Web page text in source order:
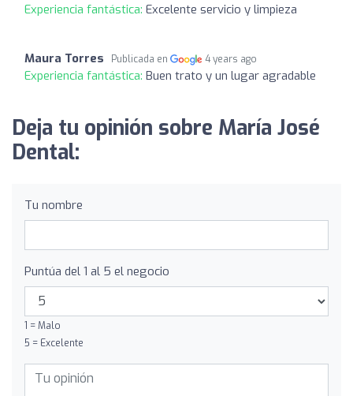
Experiencia fantástica: Excelente servicio y limpieza
Maura Torres Publicada en 4 years ago
Experiencia fantástica: Buen trato y un lugar agradable
Deja tu opinión sobre María José
Dental:
Tu nombre
Puntúa del 1 al 5 el negocio
1 = Malo
5 = Excelente